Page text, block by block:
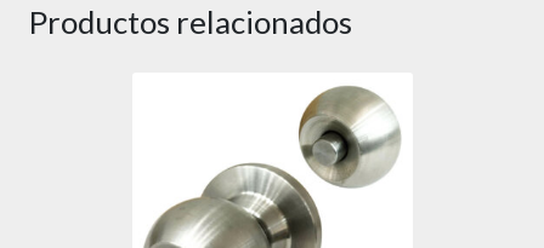
Productos relacionados